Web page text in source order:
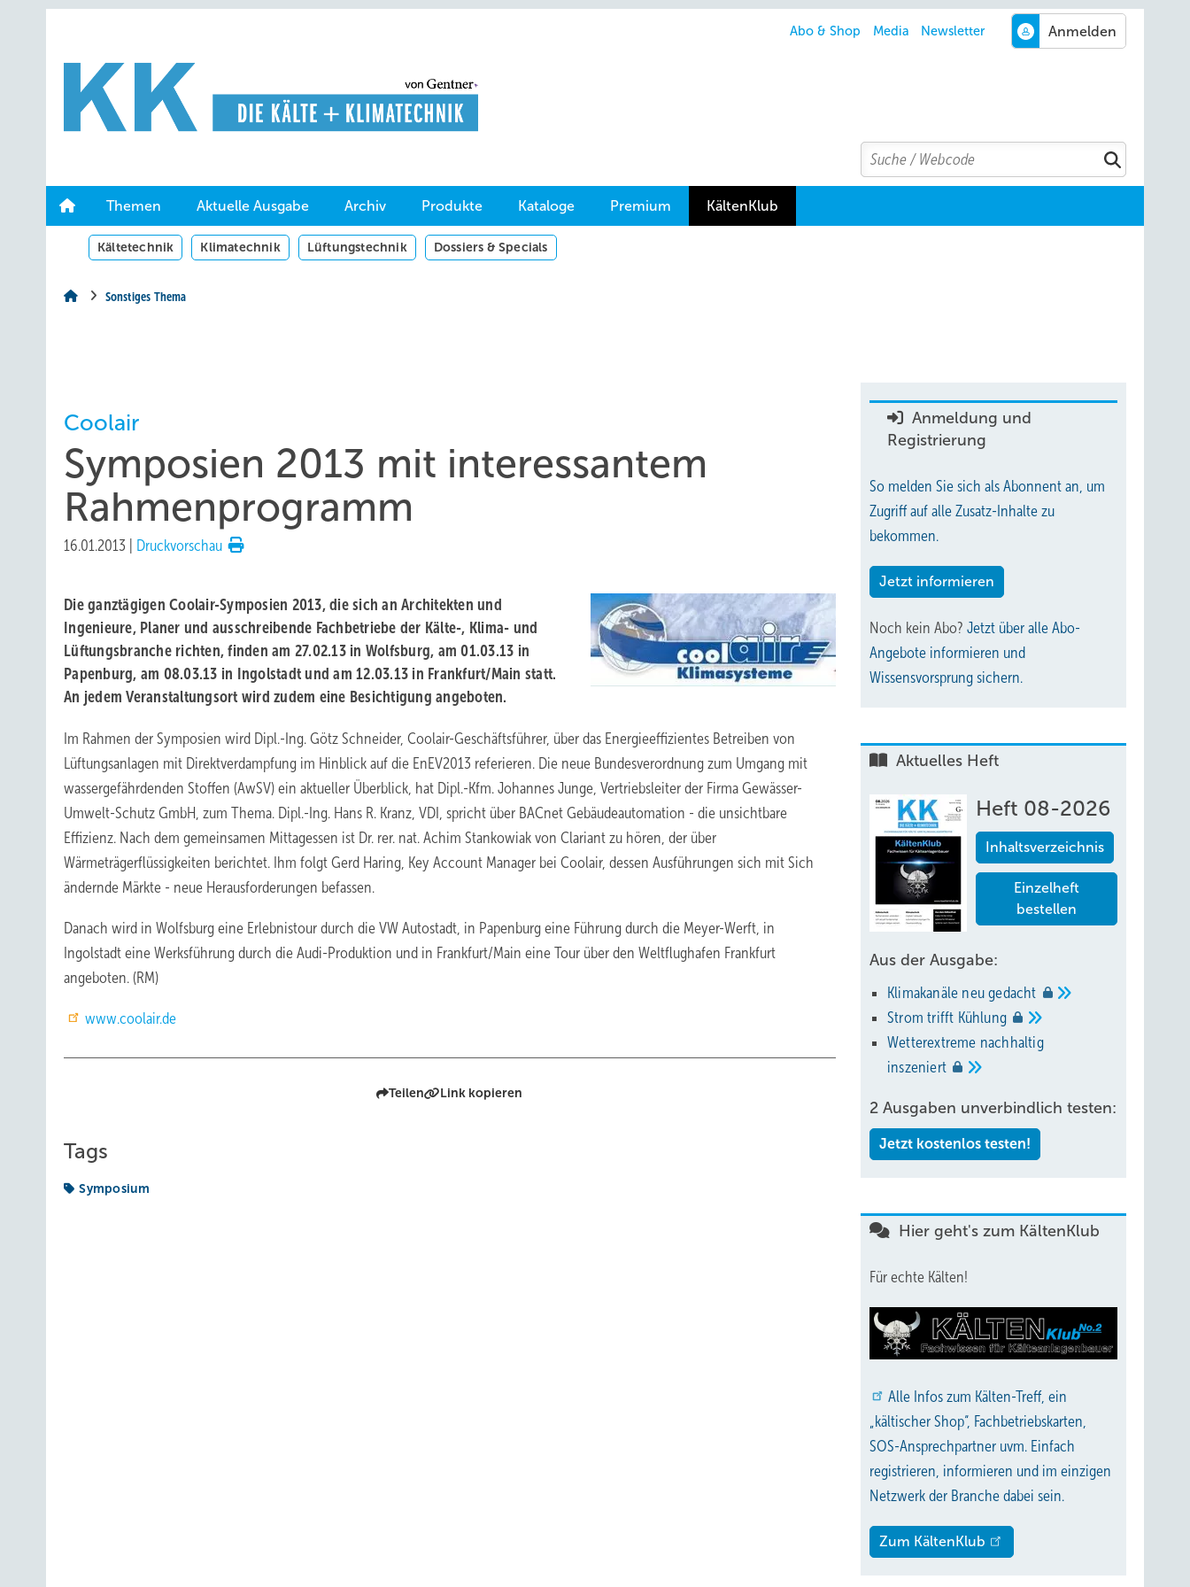
Hauptinhalt
Hauptmenü
Abo & Shop Media Newsletter
Search
Suchen
Themen Aktuelle Ausgabe Archiv Produkte Kataloge Premium KältenKlub
Kältetechnik Klimatechnik Lüftungstechnik Dossiers & Specials
Sonstiges Thema
Coolair
Symposien 2013 mit interessantem
Rahmenprogramm
16.01.2013 Druckvorschau
Die ganztägigen Coolair-Symposien 2013, die sich an Architekten und
Ingenieure, Planer und ausschreibende Fachbetriebe der Kälte-, Klima- und
Lüftungsbranche richten, finden am 27.02.13 in Wolfsburg, am 01.03.13 in
Papenburg, am 08.03.13 in Ingolstadt und am 12.03.13 in Frankfurt/Main statt.
An jedem Veranstaltungsort wird zudem eine Besichtigung angeboten.
Im Rahmen der Symposien wird Dipl.-Ing. Götz Schneider, Coolair-Geschäftsführer, über das Energieeffizientes Betreiben von
Lüftungsanlagen mit Direktverdampfung im Hinblick auf die EnEV2013 referieren. Die neue Bundesverordnung zum Umgang mit
wassergefährdenden Stoffen (AwSV) ein aktueller Überblick, hat Dipl.-Kfm. Johannes Junge, Vertriebsleiter der Firma Gewässer-
Umwelt-Schutz GmbH, zum Thema. Dipl.-Ing. Hans R. Kranz, VDI, spricht über BACnet Gebäudeautomation - die unsichtbare
Effizienz. Nach dem gemeinsamen Mittagessen ist Dr. rer. nat. Achim Stankowiak von Clariant zu hören, der über
Wärmeträgerflüssigkeiten berichtet. Ihm folgt Gerd Haring, Key Account Manager bei Coolair, dessen Ausführungen sich mit Sich
ändernde Märkte - neue Herausforderungen befassen.
Danach wird in Wolfsburg eine Erlebnistour durch die VW Autostadt, in Papenburg eine Führung durch die Meyer-Werft, in
Ingolstadt eine Werksführung durch die Audi-Produktion und in Frankfurt/Main eine Tour über den Weltflughafen Frankfurt
angeboten. (RM)
www.coolair.de
Teilen Link kopieren
Tags
Symposium
Anmeldung und
Registrierung
So melden Sie sich als Abonnent an, um
Zugriff auf alle Zusatz-Inhalte zu
bekommen.
Jetzt informieren
Noch kein Abo? Jetzt über alle Abo-
Angebote informieren und
Wissensvorsprung sichern.
Aktuelles Heft
Heft 08-2026
Inhaltsverzeichnis
Einzelheft
bestellen
Aus der Ausgabe:
Klimakanäle neugedacht
Strom trifft Kühlung
Wetterextreme nachhaltig
inszeniert
2 Ausgaben unverbindlich testen:
Jetzt kostenlos testen!
Hier geht's zum KältenKlub
Für echte Kälten!
Alle Infos zum Kälten-Treff, ein
„kältischer Shop“, Fachbetriebskarten,
SOS-Ansprechpartner uvm. Einfach
registrieren, informieren und im einzigen
Netzwerk der Branche dabei sein.
Zum KältenKlub